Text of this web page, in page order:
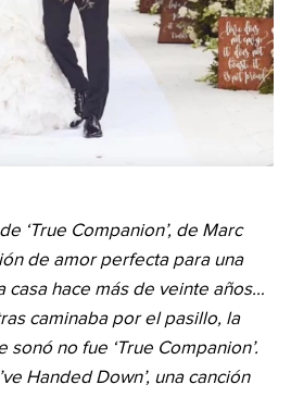
‘True Companion’, de Marc
de amor perfecta para una
casa hace más de veinte años…
caminaba por el pasillo, la
no fue ‘True Companion’.
Handed Down’, una canción